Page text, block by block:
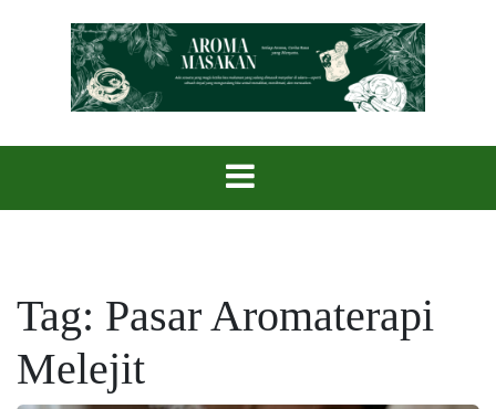
Aroma Masak
Tag: Pasar Aromaterapi
Melejit